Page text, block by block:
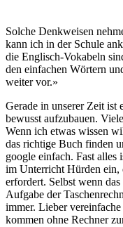
Solche Denkweisen
kann ich in der Schule
die Englisch-Vokabeln
den einfachen Wörtern
weiter vor.»
Gerade in unserer Zeit ist
bewusst aufzubauen.
Wenn ich etwas wissen
das richtige Buch finden
google einfach. Fast alles
im Unterricht Hürden
erfordert. Selbst wenn
Aufgabe der
immer. Lieber
kommen ohne Rechner